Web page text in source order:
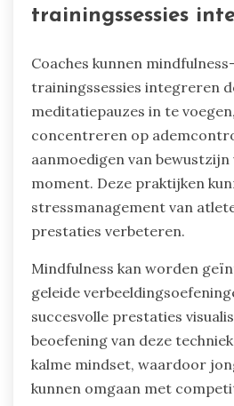
oefeningen. Insight Timer
Mind zich richt op mentaal
leeftijdsgeschikte
maken gebruik van boeiende
jonge atleten te helpen
concentratie te ontwikkelen,
prestaties.
Hoe kunnen
mindfulness-
trainingssessies
Coaches kunnen